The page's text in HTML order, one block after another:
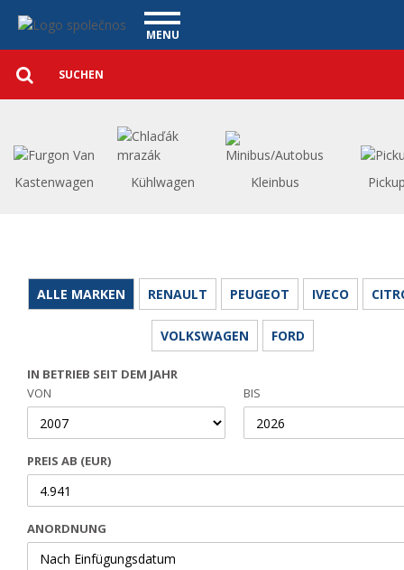
Nutzfahrzeuge - VanscentreNavigace
MENU
NUTZFAHRZEUGE
PERSONENKRAFTWAGEN
WAGENAUSKAUF
WAS BIETEN WIR AN
FINANZIERUNG
REFERENZ
Detaillierte
Suche Suchen
Kastenwagen Kühlwagen Kleinbus
ALLE MARKEN RENAULT PEUGEOT IVECO
VOLKSWAGEN FORD
IN BETRIEB SEIT DEM JAHR
VON
BIS
PREIS AB (EUR)
ANORDNUNG